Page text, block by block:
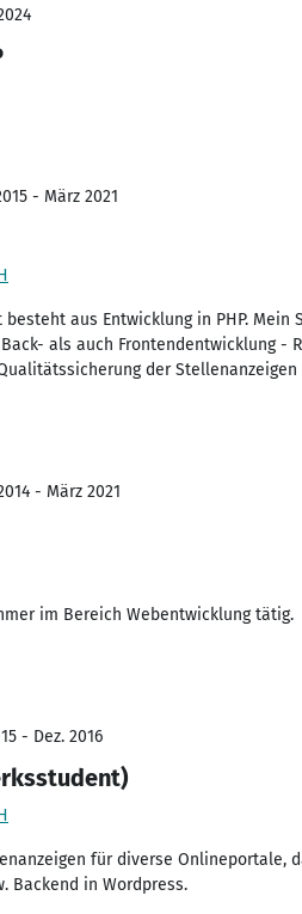
- März 2021
aus Entwicklung in PHP.
als auch Frontendentwicklung -
der
- März 2021
im Bereich Webentwicklung tätig.
- Dez. 2016
für diverse Onlineportale,
Backend in Wordpress.